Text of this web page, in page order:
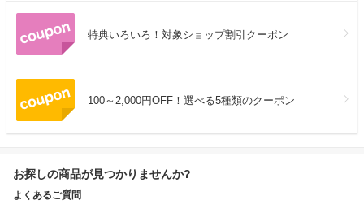
特典いろいろ！対象ショップ割引クーポン
100～2,000円OFF！選べる5種類のクーポン
お探しの商品が見つかりませんか?
よくあるご質問